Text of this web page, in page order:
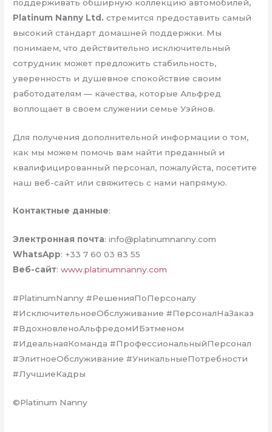
поддерживать обширную коллекцию автомобилей,
Platinum Nanny Ltd. стремится предоставить самый
высокий стандарт домашней поддержки. Мы
понимаем, что действительно исключительный
сотрудник может предложить стабильность,
уверенность и душевное спокойствие своим
работодателям — качества, которые Альфред
воплощает в своем служении семье Уэйнов.
Для получения дополнительной информации о том,
как мы можем помочь вам найти преданный и
квалифицированный персонал, пожалуйста, посетите
наш веб-сайт или свяжитесь с нами напрямую.
Контактные данные:
Электронная почта:info@platinumnanny.com
WhatsApp: +33 7 60 03 83 55
Веб-сайт:www.platinumnanny.com
#PlatinumNanny #РешенияПоПерсоналу
#ИсключительноеОбслуживание #ПерсоналНаЗаказ
#ВдохновленоАльфредомИБэтменом
#ИдеальнаяКоманда #ПрофессиональныйПерсонал
#ЭлитноеОбслуживание #УникальныеПотребности
#ЛучшиеКадры
©Platinum Nanny